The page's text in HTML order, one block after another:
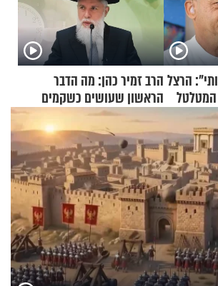
הרצל
המטלטל
הרב זמיר כהן: מה הדבר
הראשון שעושים כשקמים
בבוקר?